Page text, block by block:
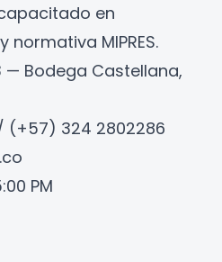
en
MIPRES.
Bodega Castellana,
(+57) 324 2802286
PM